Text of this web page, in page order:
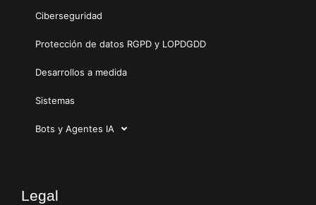
Ciberseguridad
Protección de datos RGPD y LOPDGDD
Desarrollos a medida
Sistemas
Bots y Agentes IA
Legal